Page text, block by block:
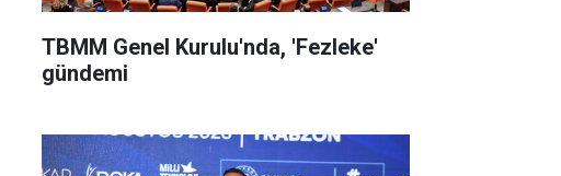
TBMM Genel Kurulu'nda, 'Fezleke'
gündemi